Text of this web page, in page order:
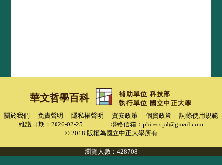
華文哲學百科 補助單位 科技部
執行單位 國立中正大學
關於我們
免責聲明 隱私權聲明 資安政策 個資政策
詞條使用規範
維護日期：2026-02-25
聯絡信箱：phi.eccpd@gmail.com
© 2018 版權為國立中正大學所有
瀏覽人數：428708